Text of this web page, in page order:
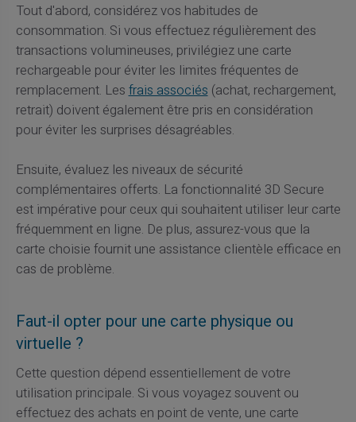
Tout d'abord, considérez vos habitudes de
consommation. Si vous effectuez régulièrement des
transactions volumineuses, privilégiez une carte
rechargeable pour éviter les limites fréquentes de
remplacement. Les frais associés (achat, rechargement,
retrait) doivent également être pris en considération
pour éviter les surprises désagréables.
Ensuite, évaluez les niveaux de sécurité
complémentaires offerts. La fonctionnalité 3D Secure
est impérative pour ceux qui souhaitent utiliser leur carte
fréquemment en ligne. De plus, assurez-vous que la
carte choisie fournit une assistance clientèle efficace en
cas de problème.
Faut-il opter pour une carte physique ou
virtuelle ?
Cette question dépend essentiellement de votre
utilisation principale. Si vous voyagez souvent ou
effectuez des achats en point de vente, une carte